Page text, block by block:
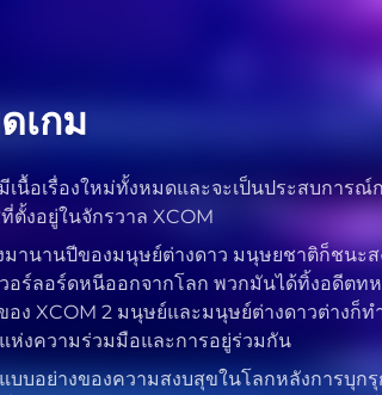
เกม
เนื้อเรื่องใหม่ทั้งหมดและจะเป็นประสบการณ์
ตั้งอยู่ในจักรวาล XCOM
มานานปีของมนุษย์ต่างดาว มนุษยชาติก็ชนะส
วอร์ลอร์ดหนีออกจากโลก พวกมันได้ทิ้งอดีตทห
ง XCOM 2 มนุษย์และมนุษย์ต่างดาวต่างก็ท
ห่งความร่วมมือและการอยู่ร่วมกัน
บบอย่างของความสงบสุขในโลกหลังการบุก